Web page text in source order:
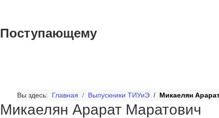
Поступающему
Вы здесь: Главная Выпускники ТИУиЭ Микаелян
Микаелян Арарат Маратович